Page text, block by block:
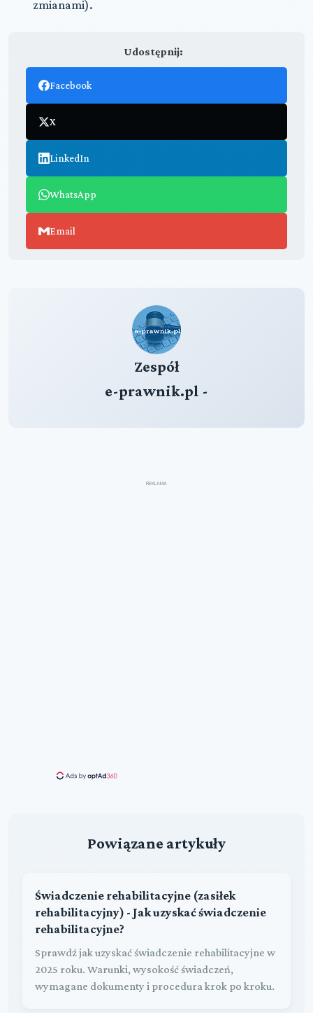
zmianami).
Udostępnij:
Facebook
X
LinkedIn
WhatsApp
Email
Zespół
e-prawnik.pl -
REKLAMA
Powiązane artykuły
Świadczenie rehabilitacyjne (zasiłek
rehabilitacyjny) - Jak uzyskać świadczenie
rehabilitacyjne?
Sprawdź jak uzyskać świadczenie rehabilitacyjne w
2025 roku. Warunki, wysokość świadczeń,
wymagane dokumenty i procedura krok po kroku.